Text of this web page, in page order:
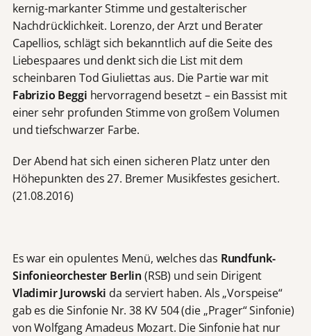
kernig-markanter Stimme und gestalterischer
Nachdrücklichkeit. Lorenzo, der Arzt und Berater
Capellios, schlägt sich bekanntlich auf die Seite des
Liebespaares und denkt sich die List mit dem
scheinbaren Tod Giuliettas aus. Die Partie war mit
Fabrizio Beggi hervorragend besetzt – ein Bassist mit
einer sehr profunden Stimme von großem Volumen
und tiefschwarzer Farbe.
Der Abend hat sich einen sicheren Platz unter den
Höhepunkten des 27. Bremer Musikfestes gesichert.
(21.08.2016)
Es war ein opulentes Menü, welches das Rundfunk-
Sinfonieorchester Berlin(RSB) und sein Dirigent
Vladimir Jurowski da serviert haben. Als „Vorspeise“
gab es die Sinfonie Nr. 38 KV 504 (die „Prager“ Sinfonie)
von Wolfgang Amadeus Mozart. Die Sinfonie hat nur